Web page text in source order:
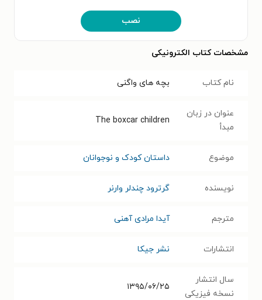
نصب
مشخصات کتاب الکترونیکی
نام کتاب بچه های واگنی
عنوان در زبان
مبدأ
The boxcar children
موضوع داستان کودک و نوجوانان
نویسنده گرترود چندلر وارنر
مترجم آیدا مرادی آهنی
انتشارات نشر جیکا
سال انتشار
نسخه فیزیکی
۱۳۹۵/۰۶/۲۵